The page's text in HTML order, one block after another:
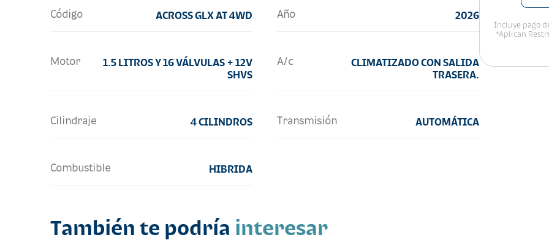
Código ACROSS GLX AT 4WD Año 2026
Motor
1.5 LITROS Y 16 VÁLVULAS + 12V
SHVS
A/c
CLIMATIZADO CON SALIDA
TRASERA.
Cilindraje 4 CILINDROS Transmisión AUTOMÁTICA
Combustible HIBRIDA
Incluye pago
*Aplican
También te podría interesar